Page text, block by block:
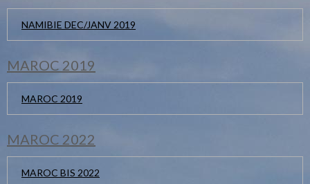
NAMIBIE DEC/JANV 2019
MAROC 2019
MAROC 2019
MAROC 2022
MAROC BIS 2022